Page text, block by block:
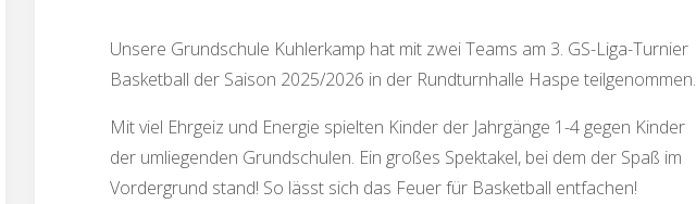
Unsere Grundschule Kuhlerkamp hat mit zwei Teams am 3. GS-Liga-Turnier
Basketball der Saison 2025/2026 in der Rundturnhalle Haspe teilgenommen.
Mit viel Ehrgeiz und Energie spielten Kinder der Jahrgänge 1-4 gegen Kinder
der umliegenden Grundschulen. Ein großes Spektakel, bei dem der Spaß im
Vordergrund stand! So lässt sich das Feuer für Basketball entfachen!